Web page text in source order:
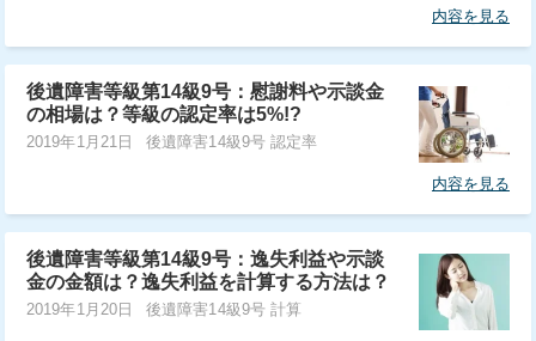
内容を見る
後遺障害等級第14級9号：慰謝料や示談金
の相場は？等級の認定率は5%!?
2019年1月21日 後遺障害14級9号 認定率
内容を見る
後遺障害等級第14級9号：逸失利益や示談
金の金額は？逸失利益を計算する方法は？
2019年1月20日 後遺障害14級9号 計算